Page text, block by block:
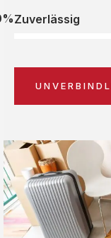
Zuverlässig